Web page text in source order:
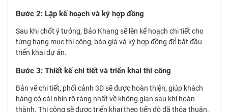
Bước 2: Lập kế hoạch và ký hợp đồng
Sau khi chốt ý tưởng, Bảo Khang sẽ lên kế hoạch chi tiết cho
từng hạng mục thi công, báo giá và ký hợp đồng để bắt đầu
triển khai dự án.
Bước 3: Thiết kế chi tiết và triển khai thi công
Bản vẽ chi tiết, phối cảnh 3D sẽ được hoàn thiện, giúp khách
hàng có cái nhìn rõ ràng nhất về không gian sau khi hoàn
thành. Thi công sẽ được triển khai theo tiến độ đã thỏa thuận.